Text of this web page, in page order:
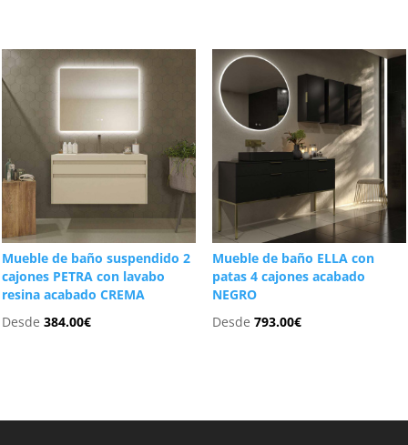
Mueble de baño suspendido 2
cajones PETRA con lavabo
resina acabado CREMA
Desde384.00€
Mueble de baño ELLA con
patas 4 cajones acabado
NEGRO
Desde 793.00€